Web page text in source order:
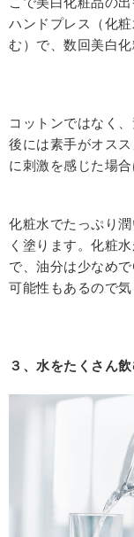
ハンドプレス（化
む）で、数回美白化
コットンではなく
後には素手がオス
に刺激を感じた場
化粧水でたっぷり
く塗ります。化粧
で、油分は少なめ
可能性もあるので気
３、水をたくさん